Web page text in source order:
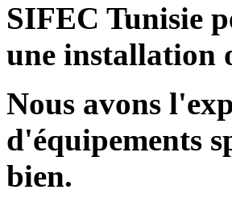
SIFEC Tunisie
une installation
Nous avons
d'équipements
bien.